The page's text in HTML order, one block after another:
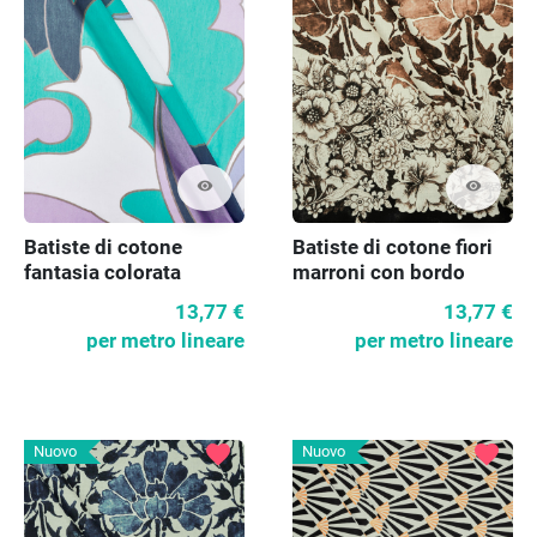
visibility
Batiste di cotone
fantasia colorata
13,77 €
per metro lineare
visibility
Batiste di cotone fiori
marroni con bordo
13,77 €
per metro lineare
Nuovo favorite Nuovo favorite